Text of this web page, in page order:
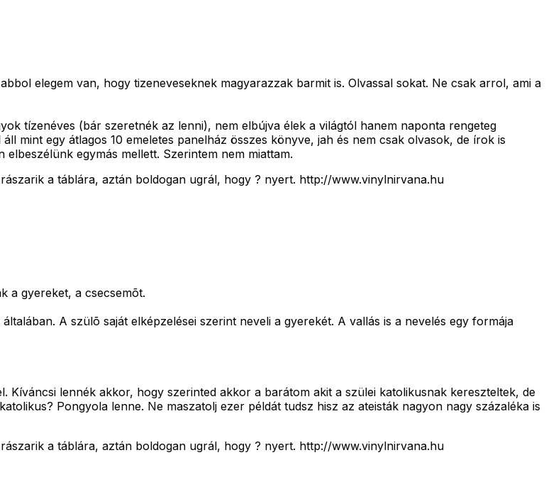
elegem van, hogy tizeneveseknek magyarazzak barmit is. Olvassal sokat. Ne csak arrol, ami a
tízenéves (bár szeretnék az lenni), nem elbújva élek a világtól hanem naponta rengeteg
mint egy átlagos 10 emeletes panelház összes könyve, jah és nem csak olvasok, de írok is
egymás mellett. Szerintem nem miattam.
a táblára, aztán boldogan ugrál, hogy ? nyert. http://www.vinylnirvana.hu
a gyereket, a csecsemõt.
A szülõ saját elképzelései szerint neveli a gyerekét. A vallás is a nevelés egy formája
Kíváncsi lennék akkor, hogy szerinted akkor a barátom akit a szülei katolikusnak kereszteltek, de
Pongyola lenne. Ne maszatolj ezer példát tudsz hisz az ateisták nagyon nagy százaléka is
a táblára, aztán boldogan ugrál, hogy ? nyert. http://www.vinylnirvana.hu